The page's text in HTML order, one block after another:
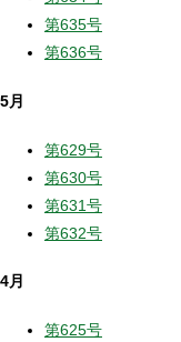
第635号
第636号
5月
第629号
第630号
第631号
第632号
4月
第625号